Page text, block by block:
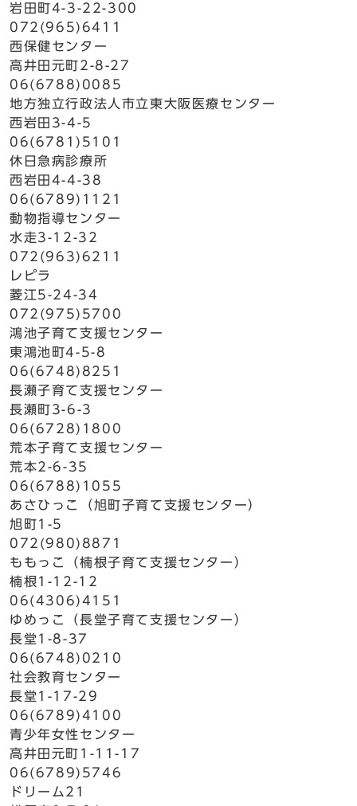
岩田町4-3-22-300
072(965)6411
西保健センター
高井田元町2-8-27
06(6788)0085
地方独立行政法人市立東大阪医療センター
西岩田3-4-5
06(6781)5101
休日急病診療所
西岩田4-4-38
06(6789)1121
動物指導センター
水走3-12-32
072(963)6211
レピラ
菱江5-24-34
072(975)5700
鴻池子育て支援センター
東鴻池町4-5-8
06(6748)8251
長瀬子育て支援センター
長瀬町3-6-3
06(6728)1800
荒本子育て支援センター
荒本2-6-35
06(6788)1055
あさひっこ（旭町子育て支援センター）
旭町1-5
072(980)8871
ももっこ（楠根子育て支援センター）
楠根1-12-12
06(4306)4151
ゆめっこ（長堂子育て支援センター）
長堂1-8-37
06(6748)0210
社会教育センター
長堂1-17-29
06(6789)4100
青少年女性センター
高井田元町1-11-17
06(6789)5746
ドリーム21